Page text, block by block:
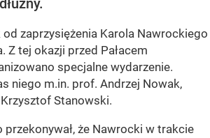
od zaprzysiężenia Karola Nawrockiego
Z tej okazji przed Pałacem
specjalne wydarzenie.
niego m.in. prof. Andrzej Nowak,
Stanowski.
przekonywał, że Nawrocki w trakcie